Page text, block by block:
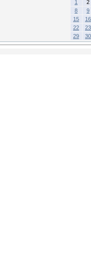
1
2
8
9
15
16
22
23
29
30